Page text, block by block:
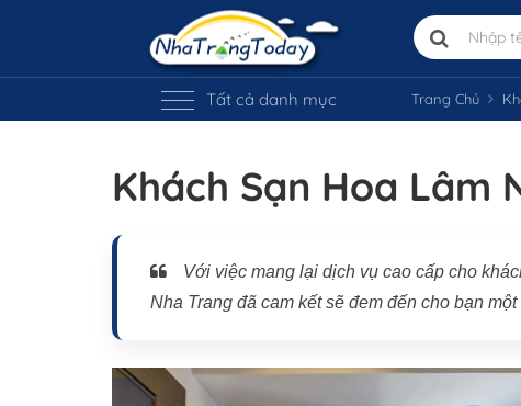
Tất cả danh mục Trang Chủ
Khách Sạn Hoa Lâm
Với việc mang lại dịch vụ cao cấp cho
Nha Trang đã cam kết sẽ đem đến cho bạn
Vị trí trên bản đồ